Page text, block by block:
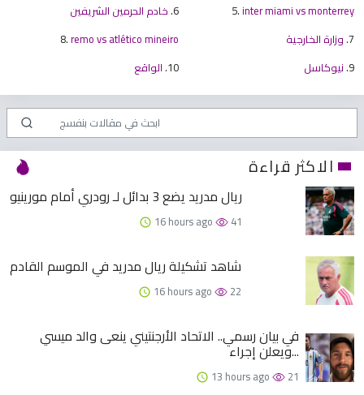
5.inter miami vs monterrey
6. خادم الحرمين الشريفين
7. وزارة الخارجية 8.remo vs atlético mineiro
9. نيوكاسل 10. الواقع
الاكثر قراءة
ريال مدريد يضع 3 بدائل لـ رودري أمام مورينيو
16 hours ago 41
شاهد تشكيلة ريال مدريد في الموسم القادم
16 hours ago 22
في بيان رسمي.. الاتحاد الأرجنتيني ينعى والد ميسي
ويعلن إجراء...
13 hours ago 21